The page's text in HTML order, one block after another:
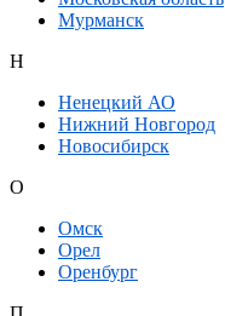
Мурманск
Н
Ненецкий АО
Нижний Новгород
Новосибирск
О
Омск
Орел
Оренбург